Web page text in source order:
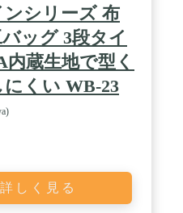
ンシリーズ 布
ッグ 3段タイ
内蔵生地で型く
くい WB-23
しく見る